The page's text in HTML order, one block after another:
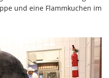
und eine Flammkuchen im